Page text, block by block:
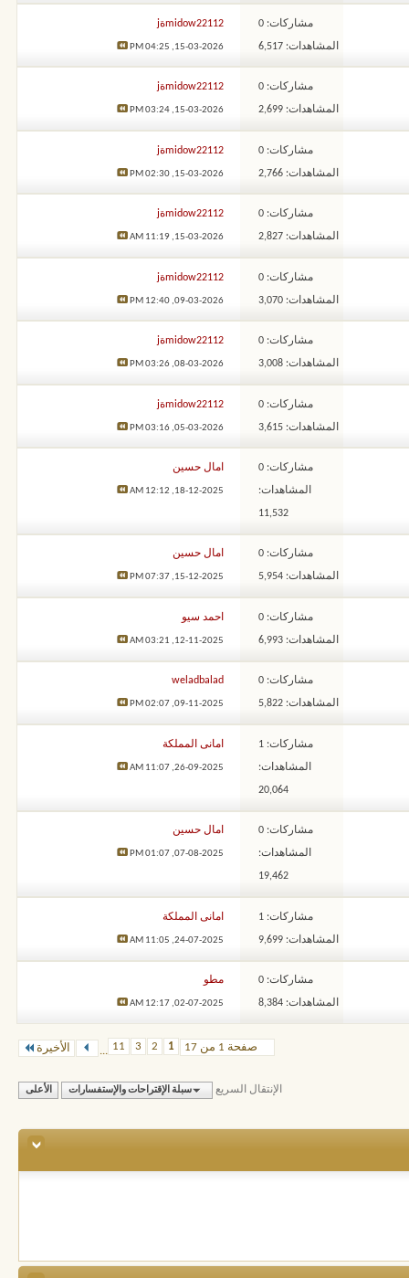
مشاركات: 0
المشاهدات: 6,517
midow22112ةj
15-03-2026,
04:25 PM
مشاركات: 0
المشاهدات: 2,699
midow22112ةj
15-03-2026,
03:24 PM
مشاركات: 0
المشاهدات: 2,766
midow22112ةj
15-03-2026,
02:30 PM
مشاركات: 0
المشاهدات: 2,827
midow22112ةj
15-03-2026,
11:19 AM
مشاركات: 0
المشاهدات: 3,070
midow22112ةj
09-03-2026,
12:40 PM
مشاركات: 0
المشاهدات: 3,008
midow22112ةj
08-03-2026,
03:26 PM
مشاركات: 0
المشاهدات: 3,615
midow22112ةj
05-03-2026,
03:16 PM
مشاركات: 0
المشاهدات:
11,532
امال حسين
18-12-2025,
12:12 AM
مشاركات: 0
المشاهدات: 5,954
امال حسين
15-12-2025,
07:37 PM
مشاركات: 0
المشاهدات: 6,993
احمد سيو
12-11-2025,
03:21 AM
مشاركات: 0
المشاهدات: 5,822
weladbalad
09-11-2025,
02:07 PM
مشاركات: 1
المشاهدات:
20,064
امانى المملكة
26-09-2025,
11:07 AM
مشاركات: 0
المشاهدات:
19,462
امال حسين
07-08-2025,
01:07 PM
مشاركات: 1
المشاهدات: 9,699
امانى المملكة
24-07-2025,
11:05 AM
مشاركات: 0
المشاهدات: 8,384
مطو
02-07-2025,
12:17 AM
صفحة 1 من 17 1
2
3
11
... الأخيرة
الإنتقال السريع سبلة الإقتراحات والإستفسارات الأعلى